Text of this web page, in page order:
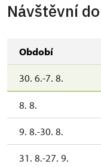
Návštěvní
Období
30. 6.-7. 8.
8. 8.
9. 8.-30. 8.
31. 8.-27. 9.